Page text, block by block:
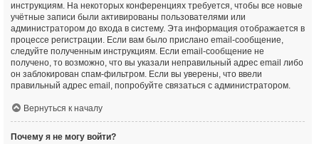
инструкциям. На некоторых конференциях требуется, чтобы все новые
учётные записи были активированы пользователями или
администратором до входа в систему. Эта информация отображается в
процессе регистрации. Если вам было прислано email-сообщение,
следуйте полученным инструкциям. Если email-сообщение не
получено, то возможно, что вы указали неправильный адрес email либо
он заблокирован спам-фильтром. Если вы уверены, что ввели
правильный адрес email, попробуйте связаться с администратором.
Вернуться к началу
Почему я не могу войти?